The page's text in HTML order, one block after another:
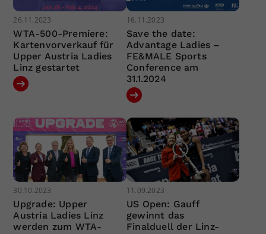
26.11.2023
WTA-500-Premiere:
Kartenvorverkauf für
Upper Austria Ladies
Linz gestartet
16.11.2023
Save the date:
Advantage Ladies –
FE&MALE Sports
Conference am
31.1.2024
30.10.2023
Upgrade: Upper
Austria Ladies Linz
werden zum WTA-
11.09.2023
US Open: Gauff
gewinnt das
Finalduell der Linz-